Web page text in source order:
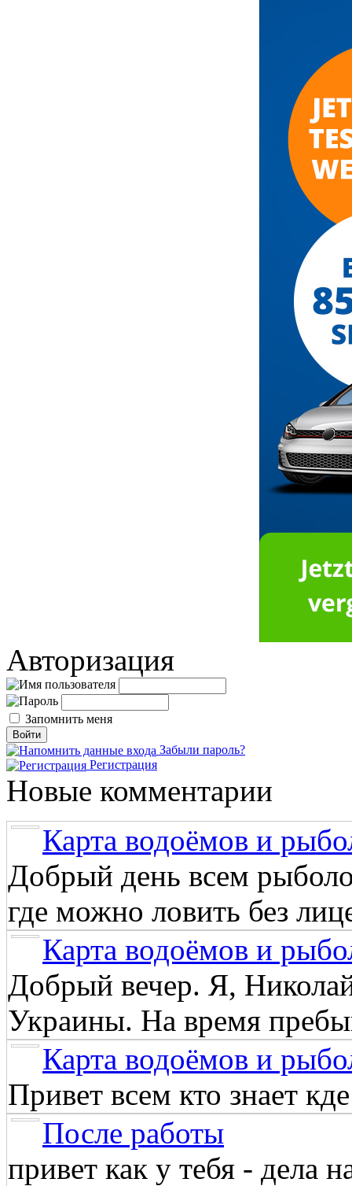
Авторизация
Запомнить меня
Забыли пароль?
Регистрация
Новые комментарии
Карта водоёмов и
Добрый день всем
где можно ловить без
Карта водоёмов и
Добрый вечер. Я,
Украины. На время
Карта водоёмов и
Привет всем кто знает
После работы
привет как у тебя - дела